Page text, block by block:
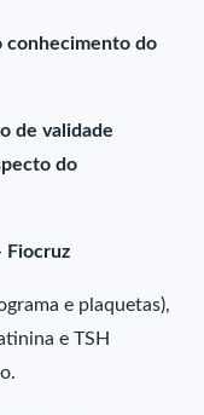
conhecimento do
de validade
do
Fiocruz
e plaquetas),
e TSH